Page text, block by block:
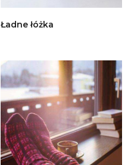
Ładne łóżka